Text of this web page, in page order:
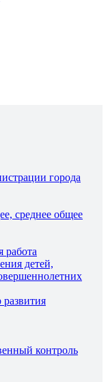
города
среднее общее
работа
детей,
контроль